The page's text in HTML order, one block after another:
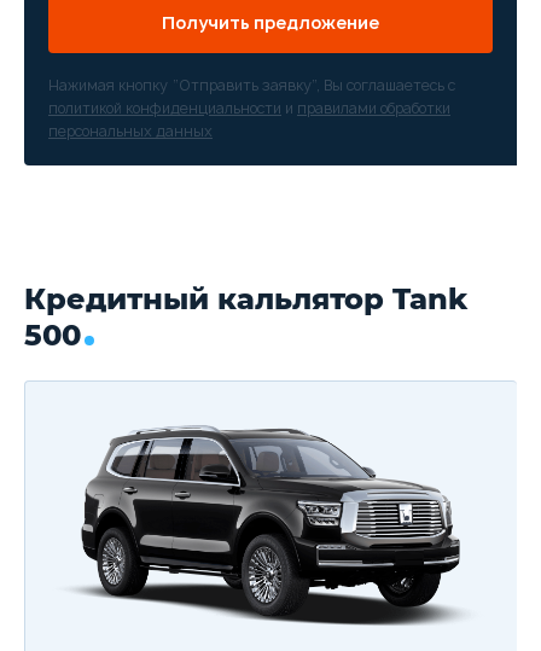
Получить предложение
Нажимая кнопку “Отправить заявку”, Вы соглашаетесь с
политикой конфиденциальности и правилами обработки
персональных данных
Кредитный кальлятор Tank
500